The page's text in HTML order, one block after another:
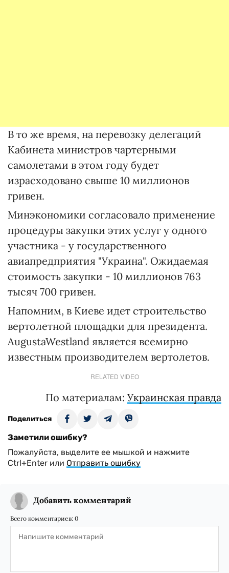
В то же время, на перевозку делегаций
Кабинета министров чартерными
самолетами в этом году будет
израсходовано свыше 10 миллионов
гривен.
Минэкономики согласовало применение
процедуры закупки этих услуг у одного
участника - у государственного
авиапредприятия "Украина". Ожидаемая
стоимость закупки - 10 миллионов 763
тысяч 700 гривен.
Напомним, в Киеве идет строительство
вертолетной площадки для президента.
AugustaWestland является всемирно
известным производителем вертолетов.
RELATED VIDEO
По материалам: Украинская правда
Поделиться
Заметили ошибку?
Пожалуйста, выделите ее мышкой и нажмите
Ctrl+Enter или Отправить ошибку
Добавить комментарий
Всего комментариев: 0